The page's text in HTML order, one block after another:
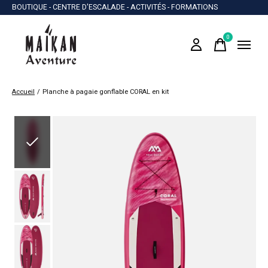
BOUTIQUE - CENTRE D'ESCALADE - ACTIVITÉS - FORMATIONS
0items
Accueil / Planche à pagaie gonflable CORAL en kit